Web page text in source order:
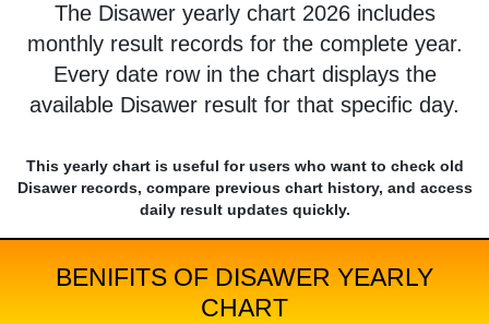
The Disawer yearly chart 2026 includes
monthly result records for the complete year.
Every date row in the chart displays the
available Disawer result for that specific day.
This yearly chart is useful for users who want to check old
Disawer records, compare previous chart history, and access
daily result updates quickly.
BENIFITS OF DISAWER YEARLY
CHART